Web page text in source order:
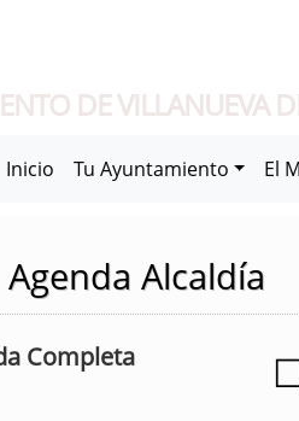
DE VILLANUEVA
Inicio Tu Ayuntamiento El
Agenda Alcaldía
Completa